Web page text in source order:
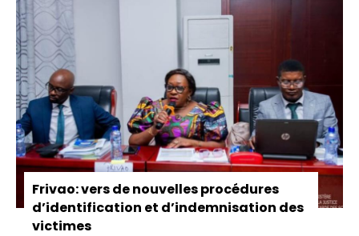
Frivao: vers de nouvelles procédures
d’identification et d’indemnisation des
victimes